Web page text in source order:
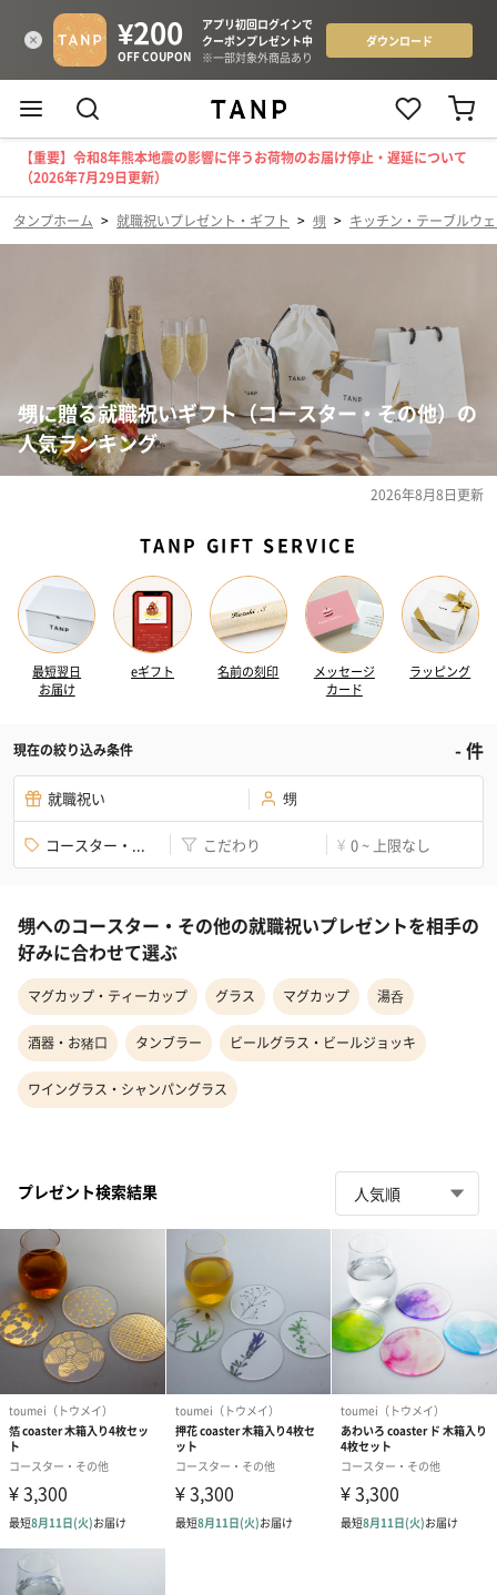
【重要】令和8年熊本地震の影響に伴うお荷物のお届け停止・遅延について
（2026年7月29日更新）
タンプホーム > 就職祝いプレゼント・ギフト > 甥 > キッチン・テーブルウ
甥に贈る就職祝いギフト（コースター・その他）の
人気ランキング
2026年8月8日更新
TANP GIFT SERVICE
最短翌日
お届け
eギフト 名前の刻印
メッセージ
カード
ラッピング
現在の絞り込み条件 -件
就職祝い 甥
コースター・... こだわり ¥ 0 ~ 上限なし
甥へのコースター・その他の就職祝いプレゼントを相手の
好みに合わせて選ぶ
マグカップ・ティーカップ グラス マグカップ 湯呑
酒器・お猪口 タンブラー ビールグラス・ビールジョッキ
ワイングラス・シャンパングラス
プレゼント検索結果